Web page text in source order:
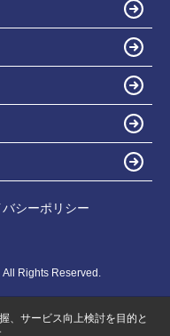
シーポリシー
Rights Reserved.
、サービス向上検討を目的と